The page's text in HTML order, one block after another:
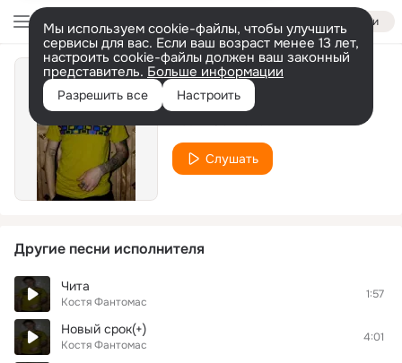
Войти
Мы используем cookie-файлы, чтобы улучшить
сервисы для вас. Если ваш возраст менее 13 лет,
настроить cookie-файлы должен ваш законный
представитель. Больше информации
Разрешить все Настроить
Четки
Слушать
Другие песни исполнителя
Чита
Костя Фантомас
1:57
Новый срок(+)
Костя Фантомас
4:01